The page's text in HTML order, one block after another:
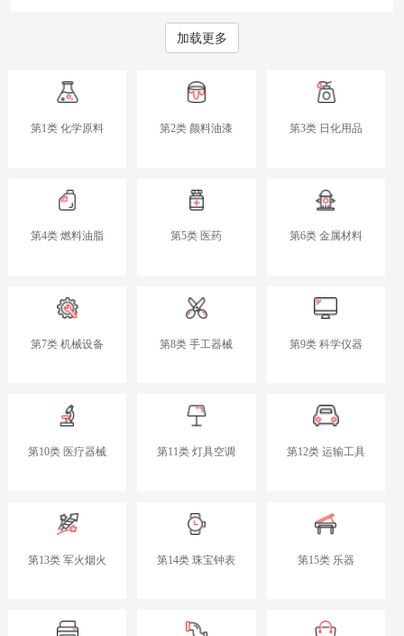
加载更多
第1类 化学原料 第2类 颜料油漆 第3类 日化用品
第4类 燃料油脂 第5类 医药 第6类 金属材料
第7类 机械设备 第8类 手工器械 第9类 科学仪器
第10类 医疗器械 第11类 灯具空调 第12类 运输工具
第13类 军火烟火 第14类 珠宝钟表 第15类 乐器